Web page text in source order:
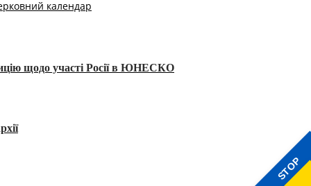
STOP
календар
щодо участі Росії в ЮНЕСКО